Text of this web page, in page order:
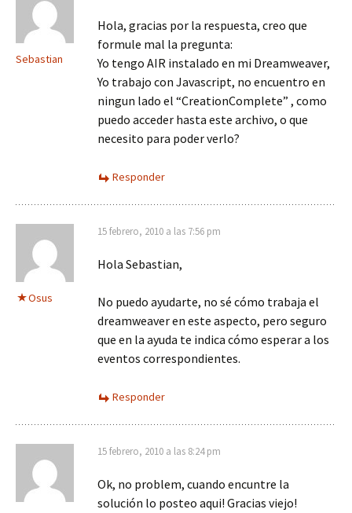
Sebastian
Hola, gracias por la respuesta, creo que
formule mal la pregunta:
Yo tengo AIR instalado en mi Dreamweaver,
Yo trabajo con Javascript, no encuentro en
ningun lado el “CreationComplete” , como
puedo acceder hasta este archivo, o que
necesito para poder verlo?
Responder
Osus
15 febrero, 2010 a las 7:56 pm
Hola Sebastian,
No puedo ayudarte, no sé cómo trabaja el
dreamweaver en este aspecto, pero seguro
que en la ayuda te indica cómo esperar a los
eventos correspondientes.
Responder
15 febrero, 2010 a las 8:24 pm
Ok, no problem, cuando encuntre la
solución lo posteo aqui! Gracias viejo!